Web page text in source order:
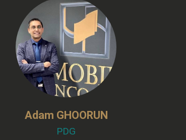
Adam GHOORUN
PDG